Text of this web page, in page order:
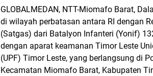
GLOBALMEDAN, NTT-Miomafo Barat,
di wilayah perbatasan antara RI dengan
(Satgas) dari Batalyon Infanteri (Yonif)
dengan aparat keamanan Timor Leste
(UPF) Timor Leste, yang berlangsung di
Kecamatan Miomafo Barat, Kabupaten